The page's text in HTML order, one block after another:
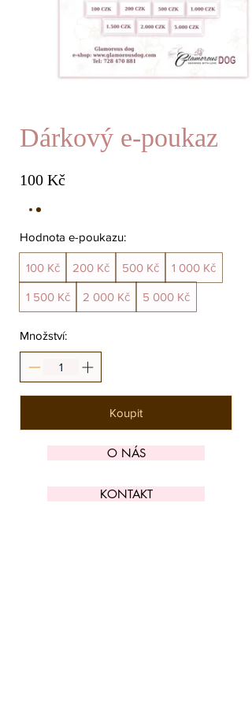
Dárkový e‑poukaz
100 Kč
Hodnota e-poukazu:
100 Kč 200 Kč 500 Kč 1 000 Kč
1 500 Kč 2 000 Kč 5 000 Kč
Množství:
Koupit
O NÁS
KONTAKT